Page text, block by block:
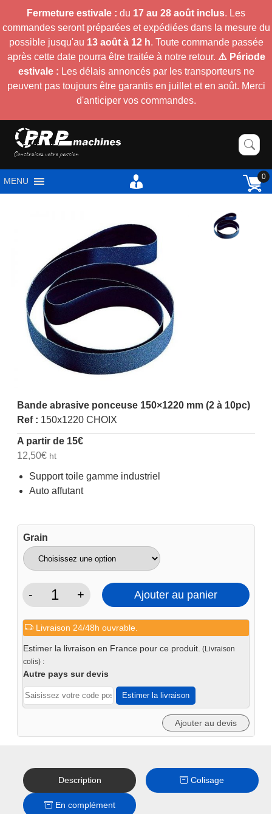
Fermeture estivale : du 17 au 28 août inclus. Les
commandes seront préparées et expédiées dans la mesure du
possible jusqu'au 13 août à 12 h. Toute commande passée
après cette date pourra être traitée à notre retour. ⚠️ Période
estivale : Les délais annoncés par les transporteurs ne
peuvent pas toujours être garantis en juillet et en août. Merci
d'anticiper vos commandes.
MENU 0
Bande abrasive ponceuse 150×1220 mm (2 à 10pc)
Ref : 150x1220 CHOIX
A partir de 15€
12,50€ht
Support toile gamme industriel
Auto affutant
Grain
-
quantité
Bande
abrasive
150x1220
mm
(2
+ Ajouter au panier
Livraison 24/48h ouvrable.
Estimer la livraison en France pour ce produit. (Livraison
colis) :
Autre pays sur devis
Estimer la livraison
Ajouter au devis
Description Colisage
En complément